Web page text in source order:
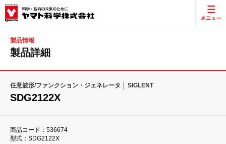
製品情報
製品詳細
任意波形/ファンクション・ジェネレータ │ SIGLENT
SDG2122X
商品コード：536674
型式：SDG2122X